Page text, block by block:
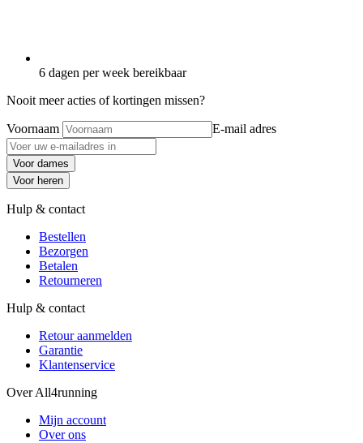
6 dagen per week bereikbaar
Nooit meer acties of kortingen missen?
Voornaam E-mail adres
Voor dames
Voor heren
Hulp & contact
Bestellen
Bezorgen
Betalen
Retourneren
Hulp & contact
Retour aanmelden
Garantie
Klantenservice
Over All4running
Mijn account
Over ons